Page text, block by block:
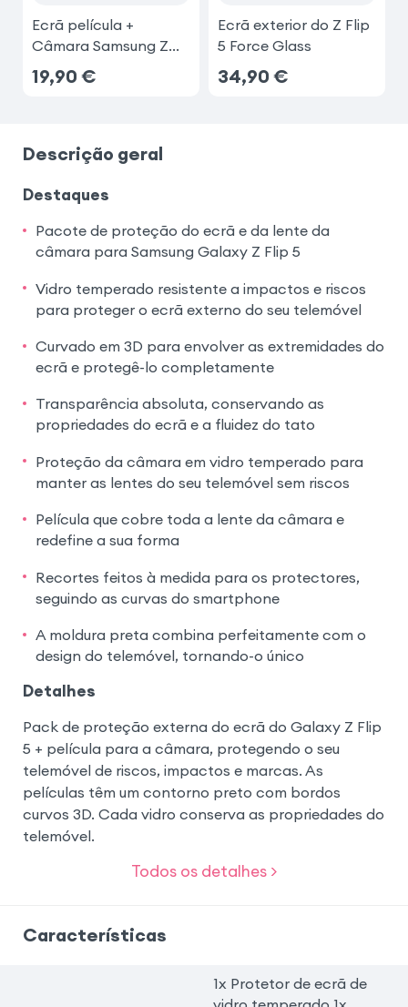
Ecrã película +
Câmara Samsung Z
Flip 5
19,90 €
Ecrã exterior do Z Flip
5 Force Glass
34,90 €
Descrição geral
Destaques
Pacote de proteção do ecrã e da lente da
câmara para Samsung Galaxy Z Flip 5
Vidro temperado resistente a impactos e riscos
para proteger o ecrã externo do seu telemóvel
Curvado em 3D para envolver as extremidades do
ecrã e protegê-lo completamente
Transparência absoluta, conservando as
propriedades do ecrã e a fluidez do tato
Proteção da câmara em vidro temperado para
manter as lentes do seu telemóvel sem riscos
Película que cobre toda a lente da câmara e
redefine a sua forma
Recortes feitos à medida para os protectores,
seguindo as curvas do smartphone
A moldura preta combina perfeitamente com o
design do telemóvel, tornando-o único
Detalhes
Pack de proteção externa do ecrã do Galaxy Z Flip
5 + película para a câmara, protegendo o seu
telemóvel de riscos, impactos e marcas. As
películas têm um contorno preto com bordos
curvos 3D. Cada vidro conserva as propriedades do
telemóvel.
Todos os detalhes >
Características
1x Protetor de ecrã de